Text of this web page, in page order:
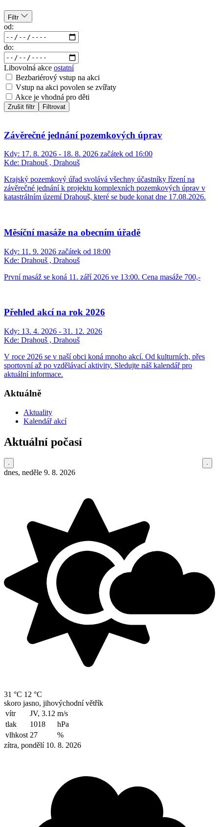
Filtr
od:
do:
Libovolná akce ostatní
Bezbariérový vstup na akci
Vstup na akci povolen se zvířaty
Akce je vhodná pro děti
Zrušit filtr Filtrovat
Závěrečné jednání pozemkových úprav
Kdy: 17. 8. 2026 - 18. 8. 2026 začátek od 16:00
Kde: Drahouš , Drahouš
Krajský pozemkový úřad svolává všechny účastníky řízení na
závěrečné jednání k projektu komplexních pozemkových úprav v
katastrálním území Drahouš, které se bude konat dne 17.08.2026.
Měsíční masáže na obecním úřadě
Kdy: 11. 9. 2026 začátek od 18:00
Kde: Drahouš , Drahouš
První masáž se koná 11. září 2026 ve 13:00. Cena masáže 700,-
Přehled akcí na rok 2026
Kdy: 13. 4. 2026 - 31. 12. 2026
Kde: Drahouš , Drahouš
V roce 2026 se v naší obci koná mnoho akcí. Od kulturních, přes
sportovní až po vzdělávací aktivity. Sledujte náš kalendář pro
aktuální informace.
Aktuálně
Aktuality
Kalendář akcí
Aktuální počasí
dnes, neděle 9. 8. 2026
31 °C 12 °C
skoro jasno, jihovýchodní větřík
vítr
JV, 3.12 m/s
tlak
1018
hPa
vlhkost 27
%
zítra, pondělí 10. 8. 2026